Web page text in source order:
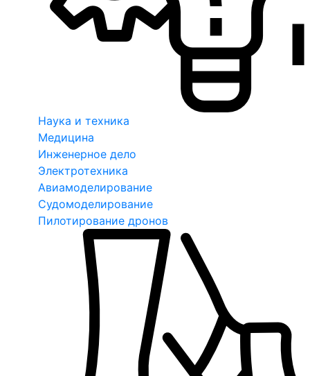
Наука и техника
Медицина
Инженерное дело
Электротехника
Авиамоделирование
Судомоделирование
Пилотирование дронов